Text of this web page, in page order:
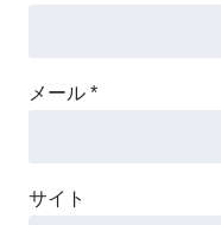
メール *
サイト